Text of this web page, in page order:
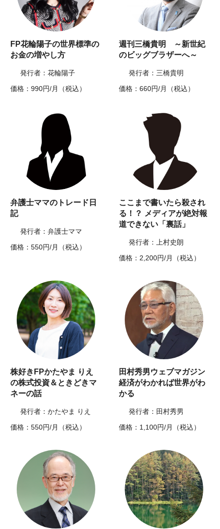
FP花輪陽子の世界標準の
お金の増やし方
発行者：花輪陽子
価格：990円/月（税込）
週刊三橋貴明 ～新世紀
のビッグブラザーへ～
発行者：三橋貴明
価格：660円/月（税込）
弁護士ママのトレード日
記
発行者：弁護士ママ
価格：550円/月（税込）
ここまで書いたら殺され
る！？ メディアが絶対報
道できない「裏話」
発行者：上村史朗
価格：2,200円/月（税込）
株好きFPかたやま りえ
の株式投資＆ときどきマ
ネーの話
発行者：かたやま りえ
価格：550円/月（税込）
田村秀男ウェブマガジン
経済がわかれば世界がわ
かる
発行者：田村秀男
価格：1,100円/月（税込）